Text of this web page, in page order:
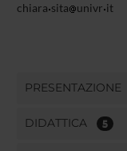
chiara sita univr it
PRESENTAZIONE
DIDATTICA 5